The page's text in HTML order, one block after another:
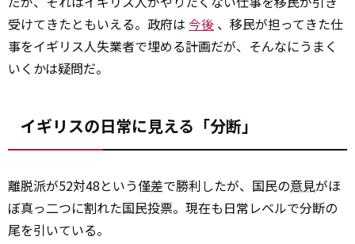
受けてきたともいえる。政府は 今後 、移民が担ってきた仕
事をイギリス人失業者で埋める計画だが、そんなにうまく
いくかは疑問だ。
イギリスの日常に見える「分断」
離脱派が52対48という僅差で勝利したが、国民の意見がほ
ぼ真っ二つに割れた国民投票。現在も日常レベルで分断の
尾を引いている。